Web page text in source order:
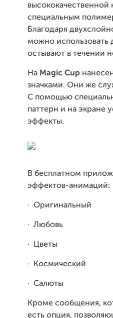
специальным
Благодаря
можно использовать
остывают в течении
На Magic Cup
значками. Они же
С помощью
паттерн и на экране
эффекты.
В бесплатном
эффектов-анимаций:
· Оригинальный
· Любовь
· Цветы
· Космический
· Салюты
Кроме сообщения,
есть опция,